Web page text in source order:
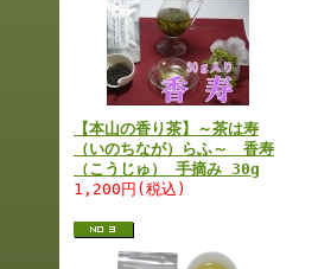
【本山の香り茶】～茶は寿
（いのちなが）らふ～ 香寿
（こうじゅ） 手摘み 30g
1,200円(税込)